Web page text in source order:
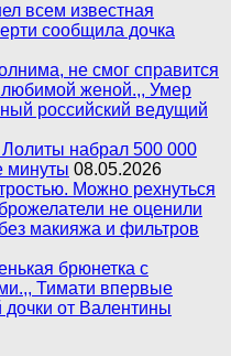
всем известная
сообщила дочка
не смог справится
любимой женой.,, Умер
российский ведущий
набрал 500 000
минуты 08.05.2026
Можно рехнуться
не оценили
макияжа и фильтров
брюнетка с
Тимати впервые
дочки от Валентины